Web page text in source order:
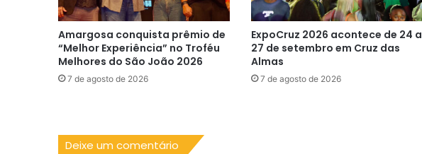
Amargosa conquista prêmio de
“Melhor Experiência” no Troféu
Melhores do São João 2026
7 de agosto de 2026
ExpoCruz 2026 acontece de 24 a
27 de setembro em Cruz das
Almas
7 de agosto de 2026
Deixe um comentário